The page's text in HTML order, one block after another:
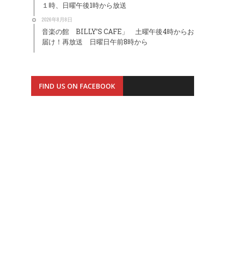
１時、日曜午後1時から放送
2026年8月8日
音楽の館 BILLY’S CAFE」 土曜午後4時からお
届け！再放送 日曜日午前8時から
FIND US ON FACEBOOK